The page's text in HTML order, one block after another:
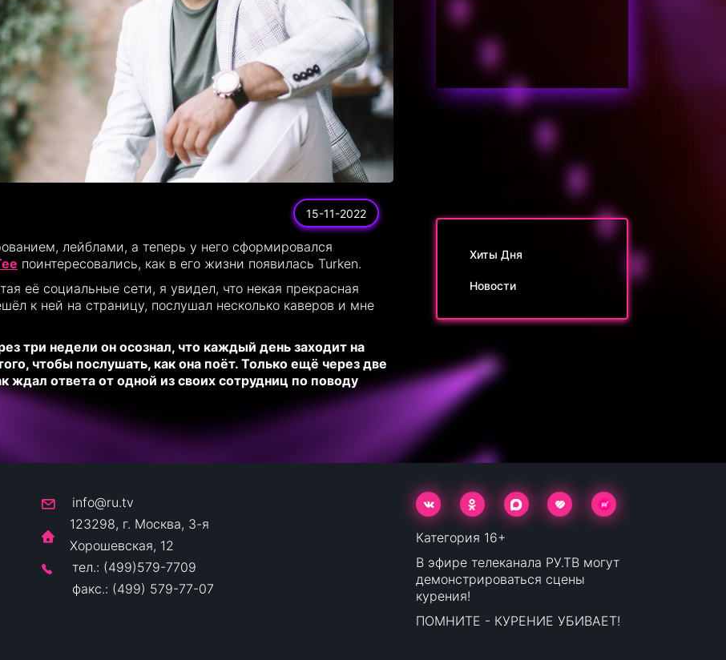
15-11-2022
лейблами, а теперь у него сформировался
поинтересовались, как в его жизни появилась Turken.
её социальные сети, я увидел, что некая прекрасная
к ней на страницу, послушал несколько каверов и мне
три недели он осознал, что каждый день заходит на
чтобы послушать, как она поёт. Только ещё через две
ждал ответа от одной из своих сотрудниц по поводу
Хиты Дня
Новости
info@ru.tv
123298, г. Москва, 3-я
Хорошевская, 12
тел.: (499)579-7709
факс.: (499) 579-77-07
Категория 16+
В эфире телеканала РУ.ТВ могут
демонстрироваться сцены
курения!
ПОМНИТЕ - КУРЕНИЕ УБИВАЕТ!